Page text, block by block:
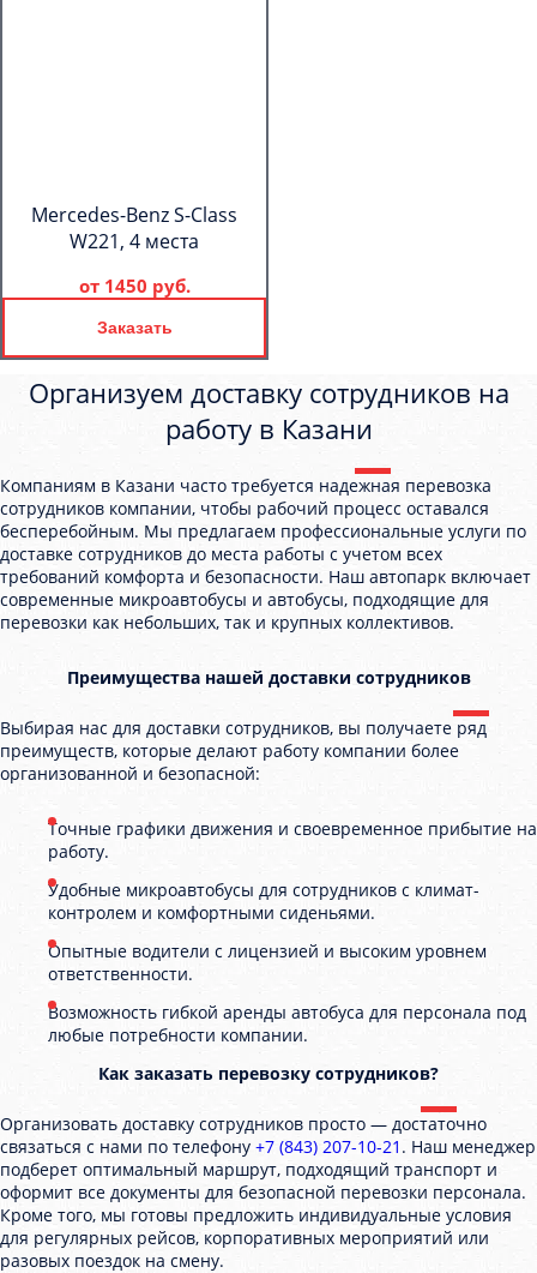
Mercedes-Benz S-Class
W221, 4 места
от 1450 руб.
Заказать
Организуем доставку сотрудников на
работу в Казани
Компаниям в Казани часто требуется надежная перевозка
сотрудников компании, чтобы рабочий процесс оставался
бесперебойным. Мы предлагаем профессиональные услуги по
доставке сотрудников до места работы с учетом всех
требований комфорта и безопасности. Наш автопарк включает
современные микроавтобусы и автобусы, подходящие для
перевозки как небольших, так и крупных коллективов.
Преимущества нашей доставки сотрудников
Выбирая нас для доставки сотрудников, вы получаете ряд
преимуществ, которые делают работу компании более
организованной и безопасной:
Точные графики движения и своевременное прибытие на
работу.
Удобные микроавтобусы для сотрудников с климат-
контролем и комфортными сиденьями.
Опытные водители с лицензией и высоким уровнем
ответственности.
Возможность гибкой аренды автобуса для персонала под
любые потребности компании.
Как заказать перевозку сотрудников?
Организовать доставку сотрудников просто — достаточно
связаться с нами по телефону +7 (843) 207-10-21 . Наш менеджер
подберет оптимальный маршрут, подходящий транспорт и
оформит все документы для безопасной перевозки персонала.
Кроме того, мы готовы предложить индивидуальные условия
для регулярных рейсов, корпоративных мероприятий или
разовых поездок на смену.